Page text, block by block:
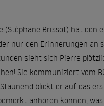
(Stéphane Brissot) hat
nur den Erinnerungen an
sieht sich Pierre
Sie kommuniziert vom
blickt er auf das
anhören können,